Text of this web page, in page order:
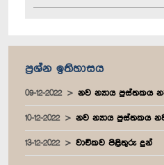
ප්‍රශ්න ඉතිහාසය
09-12-2022 නව න්‍යාය පුස්තකය
10-12-2022 නව න්‍යාය පුස්තකය
13-12-2022 වාචිකව පිළිතුරු දුන්